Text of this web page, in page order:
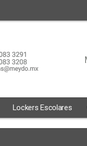
Lockers Escolares